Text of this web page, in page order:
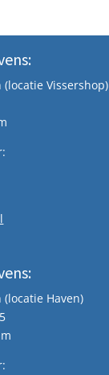
(locatie Vissershop)
(locatie Haven)